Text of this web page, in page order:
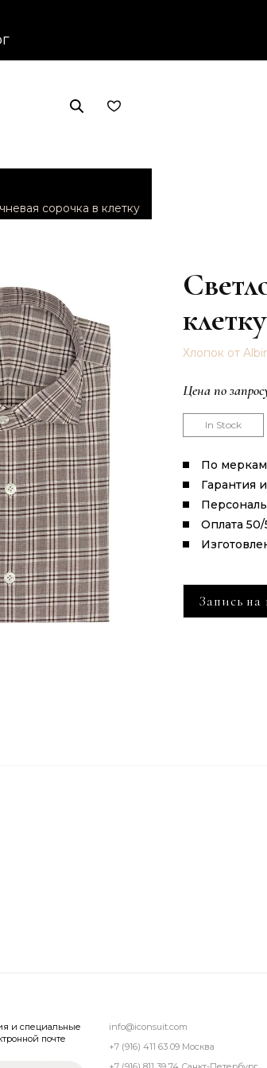
сорочка в клетку
клетку
Хлопок от
Цена по
In Stock
По меркам
Гарантия
Оплата 50/
Запись на
и специальные
почте
info@iconsuit.com
+7 (916) 411 63 09 Москва